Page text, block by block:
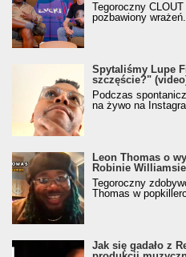
Tegoroczny
pozbawiony
Spytaliśmy Lupe
szczęście?"
Podczas
na żywo na
Leon Thomas o
Robinie
Tegoroczny
Thomas w
Jak się gadało z